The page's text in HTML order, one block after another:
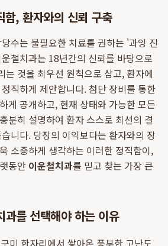
함, 환자와의 신뢰 구축
수는 불필요한 치료를 권하는 '과잉 진
철치과는 18년간의 신뢰를 바탕으로
는 것을 최우선 원칙으로 삼고, 환자에
직하게 제안합니다. 첨단 장비를 통한
게 공개하고, 현재 상태와 가능한 모든
분히 설명하여 환자 스스로 최선의 결
니다. 당장의 이익보다는 환자와의 장
소중하게 생각하는 이러한 정직함이,
동안 이운철치과를 믿고 찾는 가장 큰
과를 선택해야 하는 이유
구미 한자리에서 쌓아온 풍부한 고난도